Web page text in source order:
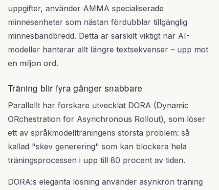
uppgifter, använder AMMA specialiserade
minnesenheter som nästan fördubblar tillgänglig
minnesbandbredd. Detta är särskilt viktigt när AI-
modeller hanterar allt längre textsekvenser – upp mot
en miljon ord.
Träning blir fyra gånger snabbare
Parallellt har forskare utvecklat DORA (Dynamic
ORchestration for Asynchronous Rollout), som löser
ett av språkmodellträningens största problem: så
kallad "skev generering" som kan blockera hela
träningsprocessen i upp till 80 procent av tiden.
DORA:s eleganta lösning använder asynkron träning